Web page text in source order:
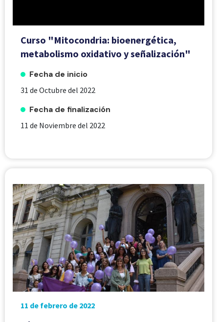
Curso "Mitocondria: bioenergética,
metabolismo oxidativo y señalización"
Fecha de inicio
31 de Octubre del 2022
Fecha de finalización
11 de Noviembre del 2022
11 de febrero de 2022